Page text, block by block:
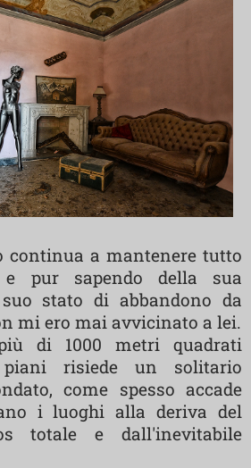
continua a mantenere tutto
pur sapendo della sua
stato di abbandono da
mi ero mai avvicinato a lei.
di 1000 metri quadrati
risiede un solitario
come spesso accade
i luoghi alla deriva del
totale e dall'inevitabile